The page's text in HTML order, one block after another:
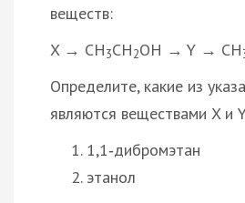
веществ:
X → CH3CH2OH → Y → CH
Определите, какие из
являются веществами X и
1,1‑дибромэтан
этанол